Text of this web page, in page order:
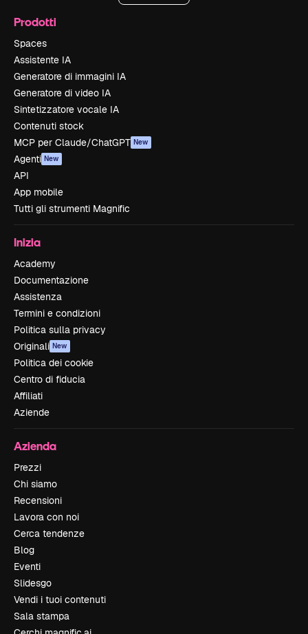
Prodotti
Spaces
Assistente IA
Generatore di immagini IA
Generatore di video IA
Sintetizzatore vocale IA
Contenuti stock
MCP per Claude/ChatGPT New
Agenti New
API
App mobile
Tutti gli strumenti Magnific
Inizia
Academy
Documentazione
Assistenza
Termini e condizioni
Politica sulla privacy
Originali New
Politica dei cookie
Centro di fiducia
Affiliati
Aziende
Azienda
Prezzi
Chi siamo
Recensioni
Lavora con noi
Cerca tendenze
Blog
Eventi
Slidesgo
Vendi i tuoi contenuti
Sala stampa